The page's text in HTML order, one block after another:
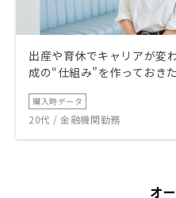
出産や育休でキャリアが変
成の“仕組み”を作っておき
購入時データ
20代 / 金融機関勤務
オ